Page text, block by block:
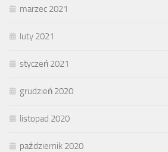
marzec 2021
luty 2021
styczeń 2021
grudzień 2020
listopad 2020
październik 2020